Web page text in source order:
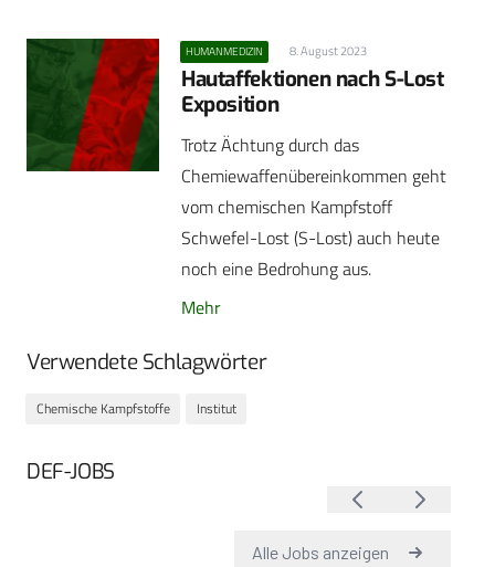
HUMANMEDIZIN 8. August 2023
Hautaffektionen nach S-Lost
Exposition
Trotz Ächtung durch das
Chemiewaffenübereinkommen geht
vom chemischen Kampfstoff
Schwefel-Lost (S-Lost) auch heute
noch eine Bedrohung aus.
Mehr
Verwendete Schlagwörter
Chemische Kampfstoffe Institut
DEF-JOBS